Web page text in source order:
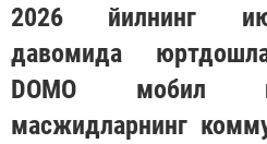
2026 йилнинг
давомида
DOMO мобил
масжидларнинг